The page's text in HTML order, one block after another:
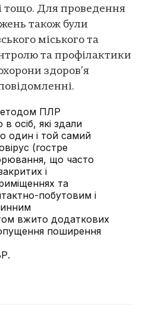
тощо. Для проведення
також були
міського та
та профілактики
здоров’я
ПЛР
осіб, які здали
один і той самий
(гостре
що часто
і
та
побутовим і
вжито додаткових
поширення